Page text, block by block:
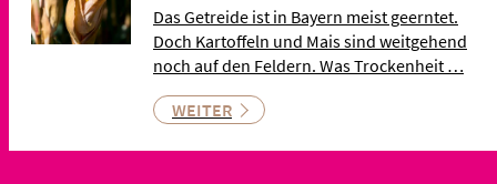
Das Getreide ist in Bayern meist geerntet.
Doch Kartoffeln und Mais sind weitgehend
noch auf den Feldern. Was Trockenheit …
WEITER